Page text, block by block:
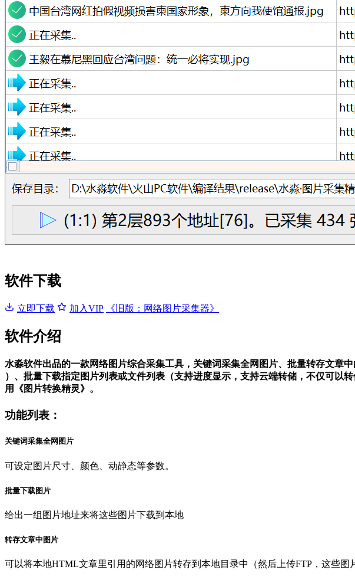
软件下载
立即下载 加入VIP 《旧版：网络图片采集器》
软件介绍
水淼软件出品的一款网络图片综合采集工具，关键词采集全网图片、批量转存文章
）、批量下载指定图片列表或文件列表（支持进度显示，支持云端转储，不仅可以
用《图片转换精灵》。
功能列表：
关键词采集全网图片
可设定图片尺寸、颜色、动静态等参数。
批量下载图片
给出一组图片地址来将这些图片下载到本地
转存文章中图片
可以将本地HTML文章里引用的网络图片转存到本地目录中（然后上传FTP，这些图